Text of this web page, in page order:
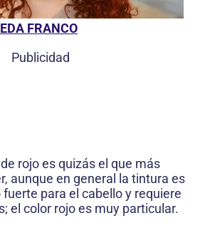
FRANCO
Publicidad
rojo es quizás el que más
aunque en general la tintura es
para el cabello y requiere
el color rojo es muy particular.